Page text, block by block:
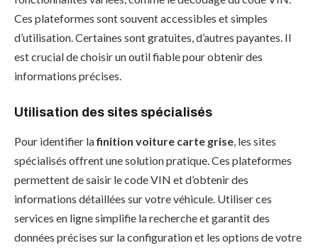
Ces plateformes sont souvent accessibles et simples
d’utilisation. Certaines sont gratuites, d’autres payantes. Il
est crucial de choisir un outil fiable pour obtenir des
informations précises.
Utilisation des sites spécialisés
Pour identifier lafinition voiture carte grise, les sites
spécialisés offrent une solution pratique. Ces plateformes
permettent de saisir le code VIN et d’obtenir des
informations détaillées sur votre véhicule. Utiliser ces
services en ligne simplifie la recherche et garantit des
données précises sur la configuration et les options de votre